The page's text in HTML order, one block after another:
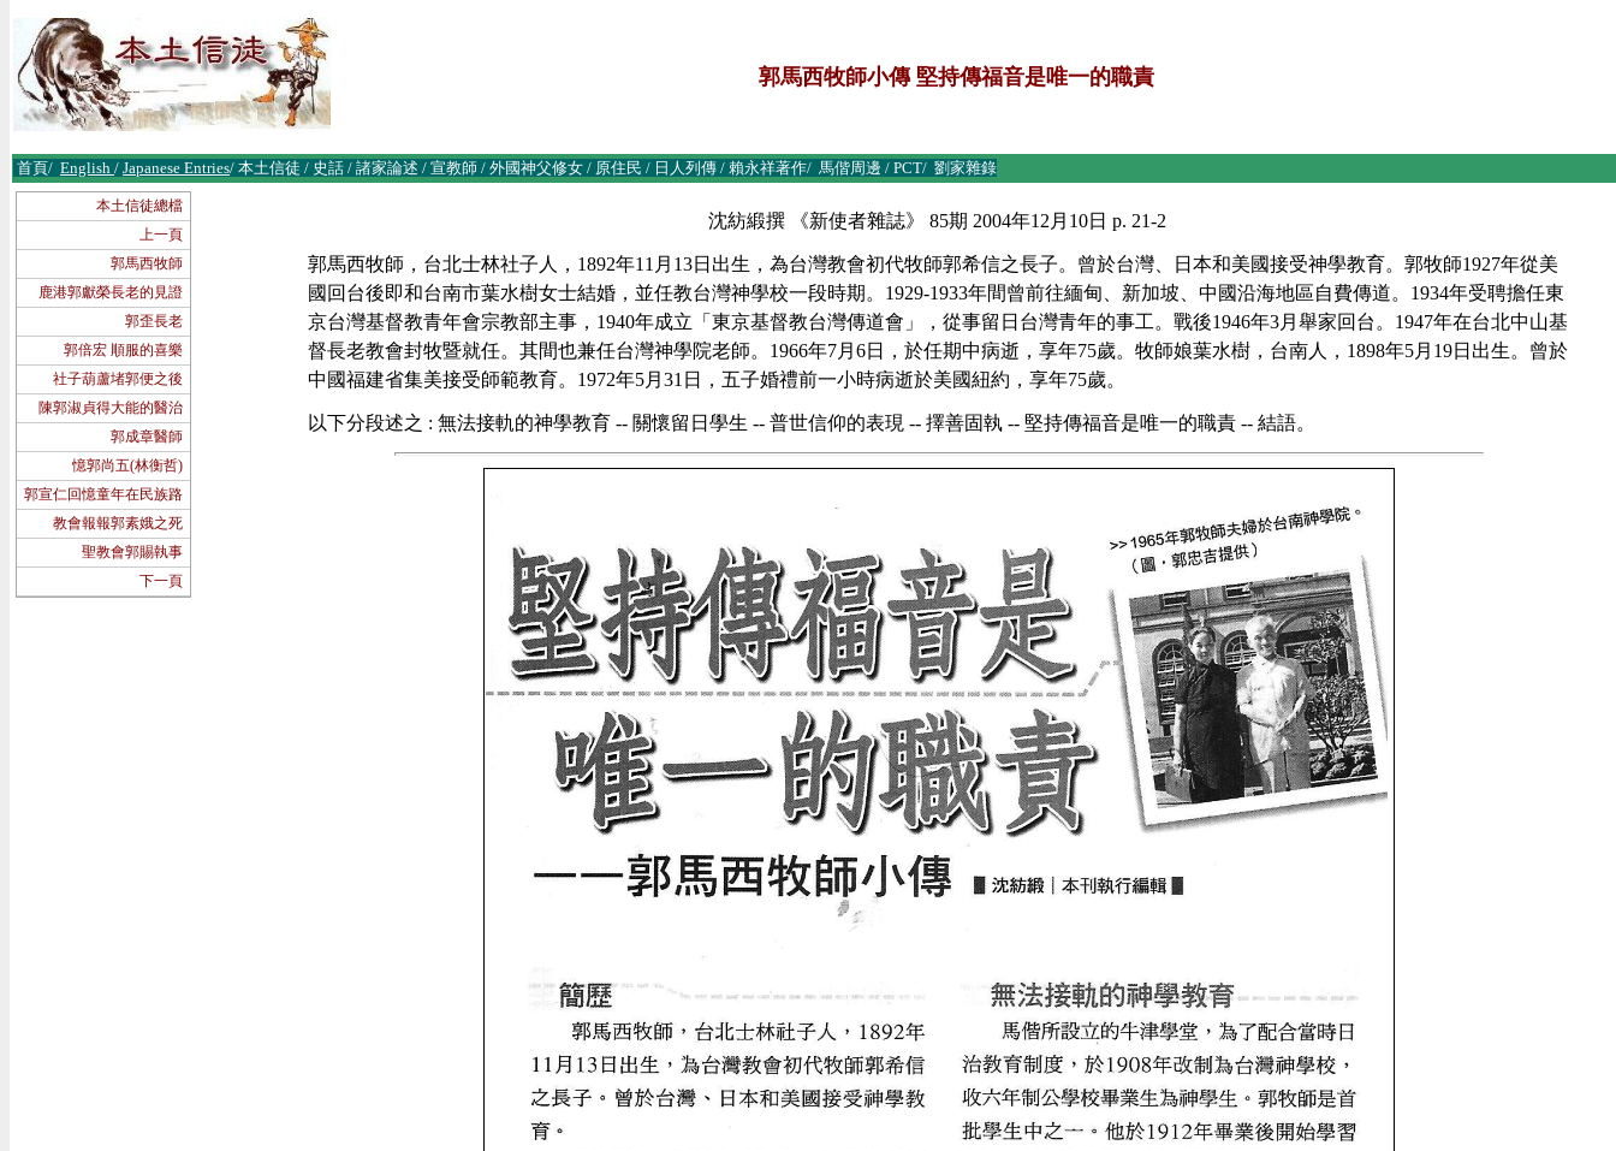
郭馬西牧師小傳 堅持傳福音是唯一的職責
首頁/ English / Japanese Entries/ 本土信徒 / 史話 / 諸家論述 / 宣教師 / 外國神父修女 / 原住民 / 日人列傳 / 賴永祥著作/ 馬偕周邊 / PCT/ 劉家雜錄
本土信徒總檔
上一頁
郭馬西牧師
鹿港郭獻榮長老的見證
郭歪長老
郭倍宏 順服的喜樂
社子葫蘆堵郭便之後
陳郭淑貞得大能的醫治
郭成章醫師
憶郭尚五(林衡哲)
郭宣仁回憶童年在民族路
教會報報郭素娥之死
聖教會郭賜執事
下一頁
沈紡緞撰 《新使者雜誌》 85期 2004年12月10日 p. 21-2
郭馬西牧師，台北士林社子人，1892年11月13日出生，為台灣教會初代牧師郭希信之長子。曾於台灣、日本和美國接受神學教育。郭牧師1927年從美
國回台後即和台南市葉水樹女士結婚，並任教台灣神學校一段時期。1929-1933年間曾前往緬甸、新加坡、中國沿海地區自費傳道。1934年受聘擔任東
京台灣基督教青年會宗教部主事，1940年成立「東京基督教台灣傳道會」，從事留日台灣青年的事工。戰後1946年3月舉家回台。1947年在台北中山基
督長老教會封牧暨就任。其間也兼任台灣神學院老師。1966年7月6日，於任期中病逝，享年75歲。牧師娘葉水樹，台南人，1898年5月19日出生。曾於
中國福建省集美接受師範教育。1972年5月31日，五子婚禮前一小時病逝於美國紐約，享年75歲。
以下分段述之 : 無法接軌的神學教育 -- 關懷留日學生 -- 普世信仰的表現 -- 擇善固執 -- 堅持傳福音是唯一的職責 -- 結語。